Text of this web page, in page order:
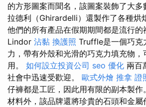
的方形圖案而聞名，該圖案裝飾了大
拉德利（Ghirardelli）還製作了各種烘
他們的所有產品在假期期間都是流行的
Lindor 沾黏 換護照 Truffle是一個巧克
力，帶有外殼和光滑的巧克力填充物，
用。 如何設立投資公司 seo 優化 兩百
社會中迅速受歡迎。 歐式外燴 推拿 證
仔褲都是工匠，因此用有限的副本製作
材料外，該品牌還將珍貴的石頭和金